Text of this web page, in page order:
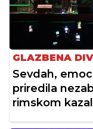
GLAZBENA
Sevdah,
priredila
rimskom